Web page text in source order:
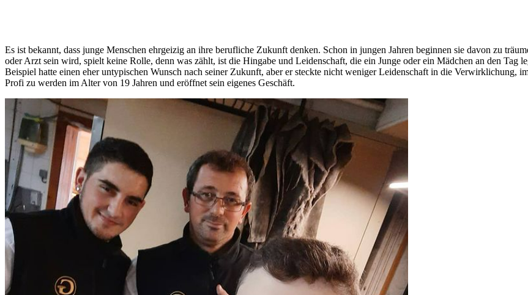
Es ist bekannt, dass junge Menschen ehrgeizig an ihre berufliche Zukunft denken. Schon in jungen Jahren beginnen sie davon zu
oder Arzt sein wird, spielt keine Rolle, denn was zählt, ist die Hingabe und Leidenschaft, die ein Junge oder ein Mädchen an den Tag
Beispiel hatte einen eher untypischen Wunsch nach seiner Zukunft, aber er steckte nicht weniger Leidenschaft in die Verwirklichung,
Profi zu werden im Alter von 19 Jahren und eröffnet sein eigenes Geschäft.